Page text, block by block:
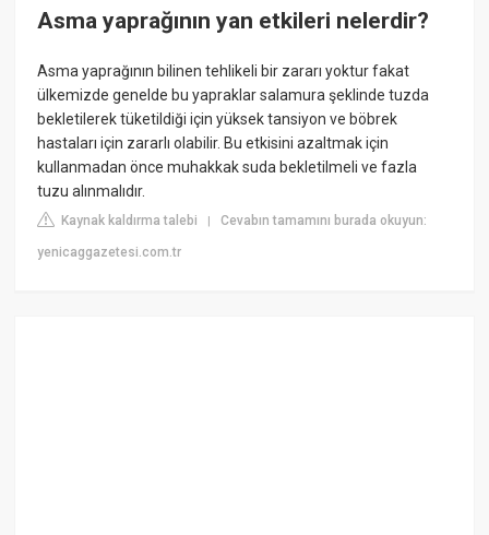
Asma yaprağının yan etkileri nelerdir?
Asma yaprağının bilinen tehlikeli bir zararı yoktur fakat
ülkemizde genelde bu yapraklar salamura şeklinde tuzda
bekletilerek tüketildiği için yüksek tansiyon ve böbrek
hastaları için zararlı olabilir. Bu etkisini azaltmak için
kullanmadan önce muhakkak suda bekletilmeli ve fazla
tuzu alınmalıdır.
Kaynak kaldırma talebi |Cevabın tamamını burada okuyun:
yenicaggazetesi.com.tr